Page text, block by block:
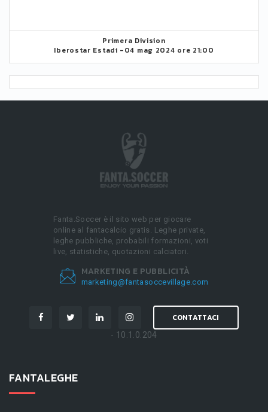
Primera Division
Iberostar Estadi -04 mag 2024 ore 21:00
Fanta.Soccer è il sito web per giocare
online al fantacalcio gratis. Leghe private,
leghe pubbliche, probabili formazioni, voti
live, statistiche, quotazioni calciatori.
MARKETING E PUBBLICITÀ
marketing@fantasoccevillage.com
CONTATTACI
- 10.1.0.204
FANTALEGHE